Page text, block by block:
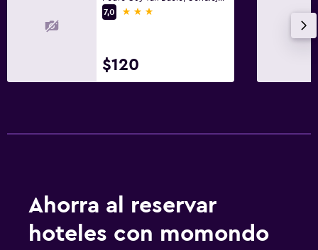
7,0
3 estrellas
$120
Ahorra al reservar
hoteles con momondo